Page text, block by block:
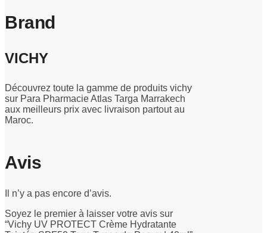
Brand
VICHY
Découvrez toute la gamme de produits vichy
sur Para Pharmacie Atlas Targa Marrakech
aux meilleurs prix avec livraison partout au
Maroc.
Avis
Il n’y a pas encore d’avis.
Soyez le premier à laisser votre avis sur
“Vichy UV PROTECT Crème Hydratante